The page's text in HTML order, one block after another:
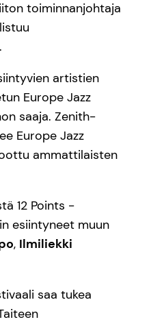
toiminnanjohtaja
artistien
Europe Jazz
saaja. Zenith-
Europe Jazz
ammattilaisten
12 Points -
esiintyneet muun
, Ilmiliekki
saa tukea